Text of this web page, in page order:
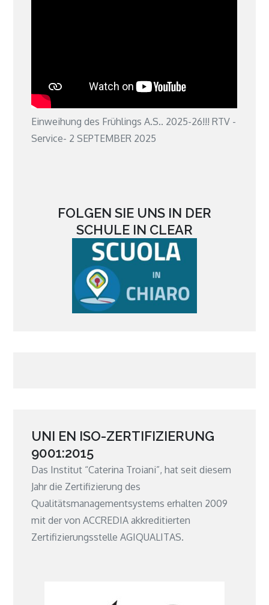
Einweihung des Frühlings A.S.. 2025-26!!! RTV -
Service- 2 SEPTEMBER 2025
FOLGEN SIE UNS IN DER
SCHULE IN CLEAR
UNI EN ISO-ZERTIFIZIERUNG
9001:2015
Das Institut “Caterina Troiani”, hat seit diesem
Jahr die Zertifizierung des
Qualitätsmanagementsystems erhalten 2009
mit der von ACCREDIA akkreditierten
Zertifizierungsstelle AGIQUALITAS.